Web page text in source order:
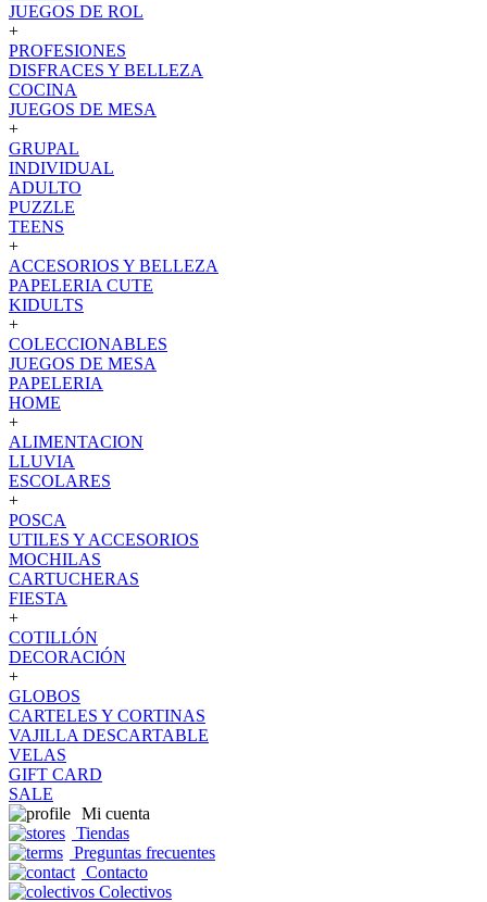
JUEGOS DE ROL
+
PROFESIONES
DISFRACES Y BELLEZA
COCINA
JUEGOS DE MESA
+
GRUPAL
INDIVIDUAL
ADULTO
PUZZLE
TEENS
+
ACCESORIOS Y BELLEZA
PAPELERIA CUTE
KIDULTS
+
COLECCIONABLES
JUEGOS DE MESA
PAPELERIA
HOME
+
ALIMENTACION
LLUVIA
ESCOLARES
+
POSCA
UTILES Y ACCESORIOS
MOCHILAS
CARTUCHERAS
FIESTA
+
COTILLÓN
DECORACIÓN
+
GLOBOS
CARTELES Y CORTINAS
VAJILLA DESCARTABLE
VELAS
GIFT CARD
SALE
Mi cuenta
Tiendas
Preguntas frecuentes
Contacto
Colectivos